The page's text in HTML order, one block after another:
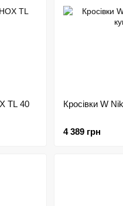
TL 40 Кросівки W
4 389 грн